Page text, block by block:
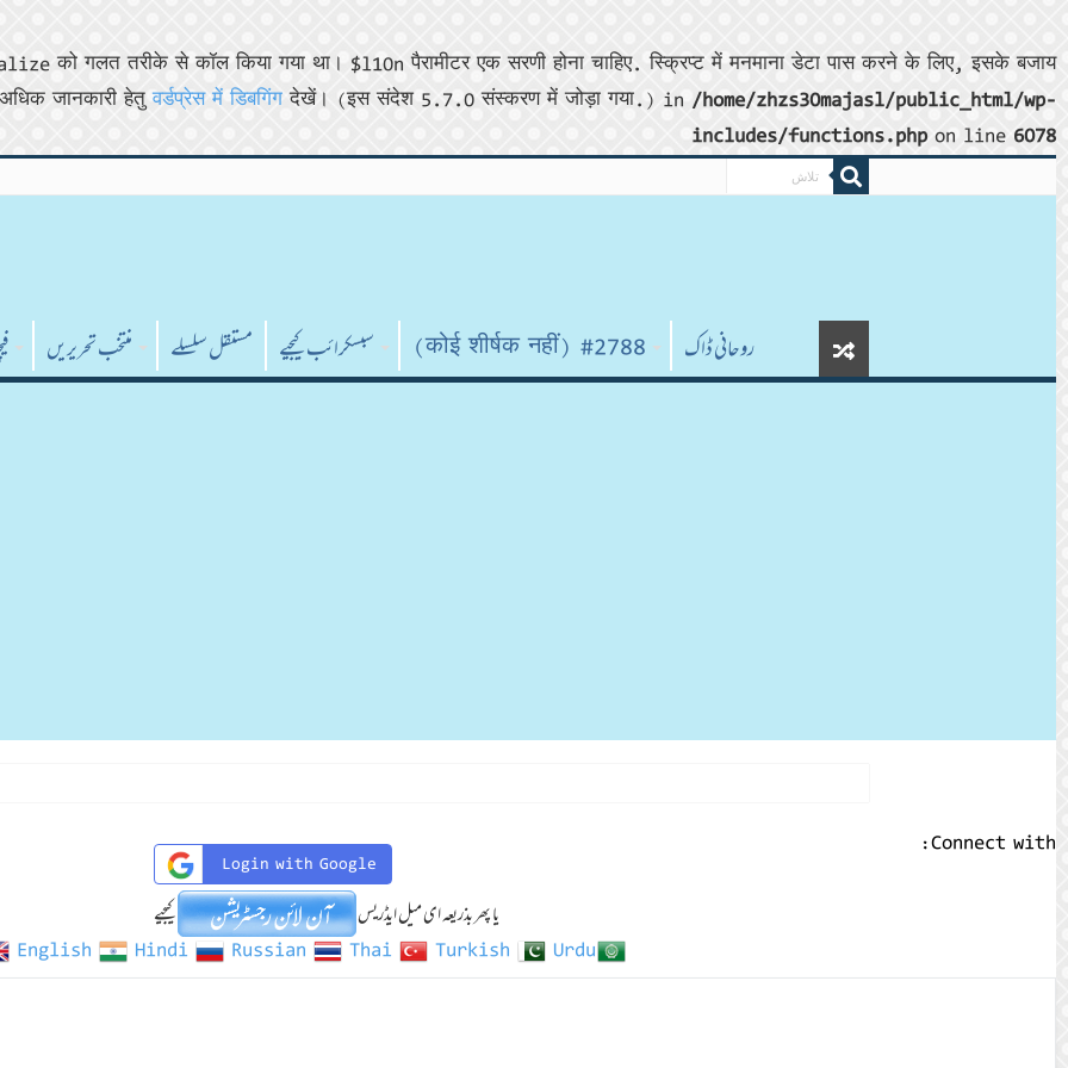
को गलत तरीके से कॉल किया गया था। $l10n पैरामीटर एक सरणी होना चाहिए. स्क्रिप्ट में मनमाना डेटा पास करने के लिए, इसके बजाय
जानकारी हेतुवर्डप्रेस में डिबगिंगदेखें। (इस संदेश 5.7.0 संस्करण में जोड़ा गया.) in /home/zhzs30majasl/public_html/wp-
includes/functions.phpon line 6078
منتخب تحریریں مستقل سلسلے سبسکرائب کیجیے #2788 (कोई शीर्षक नहीं) روحانی ڈاک
Connect with:
Login with Google
یا پھر بذریعہ ای میل ایڈریس
کیجیے
English Hindi Russian Thai Turkish Urdu